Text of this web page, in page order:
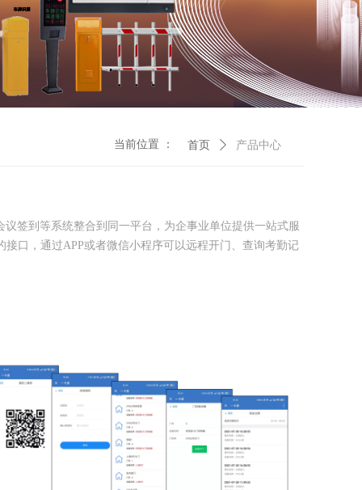
当前位置 ： 首页 ꄲ 产品中心
签到等系统整合到同一平台，为企事业单位提供一站式服
口，通过APP或者微信小程序可以远程开门、查询考勤记